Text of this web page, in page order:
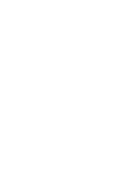
обработки